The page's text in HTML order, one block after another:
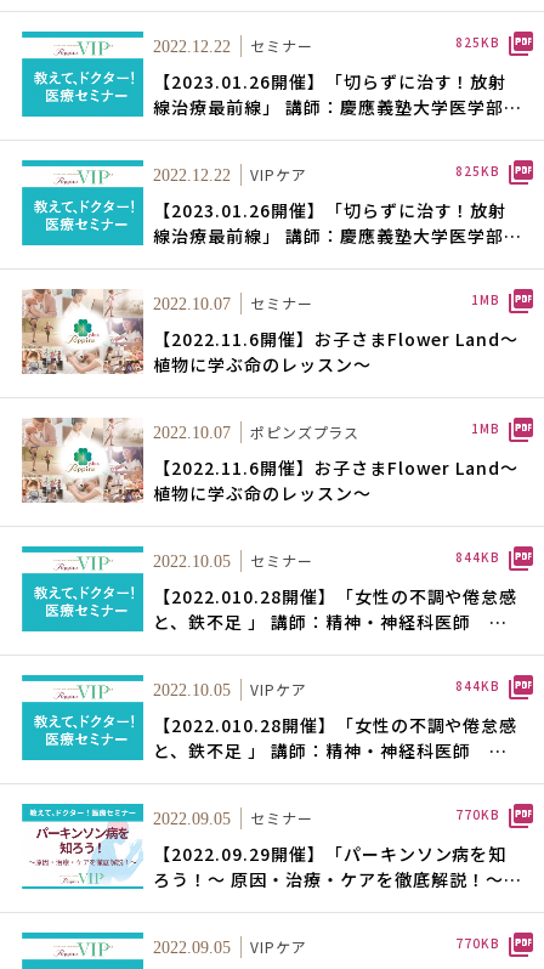
2022.12.22 セミナー
【2023.01.26開催】「切らずに治す！放射
線治療最前線」 講師：慶應義塾大学医学部放
線科診療部長 茂松 直之氏
825KB
2022.12.22 VIPケア
【2023.01.26開催】「切らずに治す！放射
線治療最前線」 講師：慶應義塾大学医学部放
線科診療部長 茂松 直之氏
825KB
2022.10.07 セミナー
【2022.11.6開催】お子さまFlower Land～
植物に学ぶ命のレッスン～
1MB
2022.10.07 ポピンズプラス
【2022.11.6開催】お子さまFlower Land～
植物に学ぶ命のレッスン～
1MB
2022.10.05 セミナー
【2022.010.28開催】「女性の不調や倦怠感
と、鉄不足 」 講師：精神・神経科医師 医
ク名誉会長 秋根 良英氏
844KB
2022.10.05 VIPケア
【2022.010.28開催】「女性の不調や倦怠感
と、鉄不足 」 講師：精神・神経科医師 医
ク名誉会長 秋根 良英氏
844KB
2022.09.05 セミナー
【2022.09.29開催】「パーキンソン病を知
ろう！～ 原因・治療・ケアを徹底解説！～」
部長 飯ケ谷美峰氏
770KB
2022.09.05 VIPケア 770KB